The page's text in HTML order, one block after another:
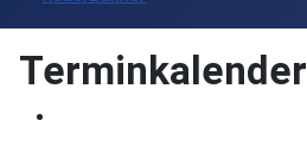
Terminkalender